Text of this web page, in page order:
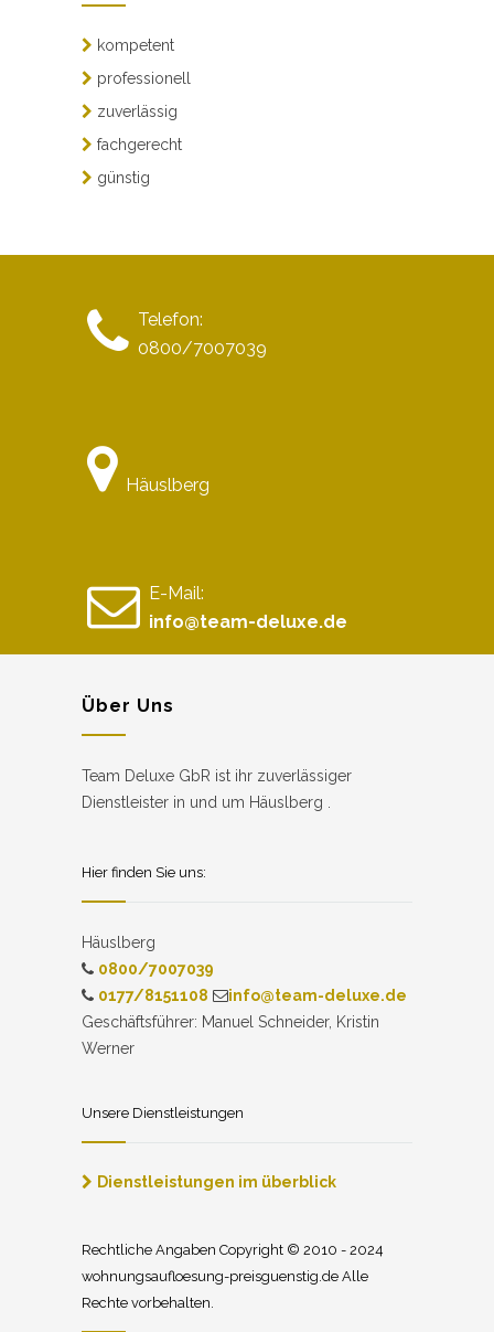
kompetent
professionell
zuverlässig
fachgerecht
günstig
Telefon:
0800/7007039
Häuslberg
E-Mail:
info@team-deluxe.de
Über Uns
Team Deluxe GbR ist ihr zuverlässiger
Dienstleister in und um Häuslberg .
Hier finden Sie uns:
Häuslberg
0800/7007039
0177/8151108
info@team-deluxe.de
Geschäftsführer: Manuel Schneider, Kristin
Werner
Unsere Dienstleistungen
Dienstleistungen im überblick
Rechtliche Angaben Copyright © 2010 - 2024
wohnungsaufloesung-preisguenstig.de Alle
Rechte vorbehalten.